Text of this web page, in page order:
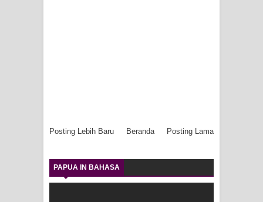
Posting Lebih Baru Posting Lama
Beranda
PAPUA IN BAHASA